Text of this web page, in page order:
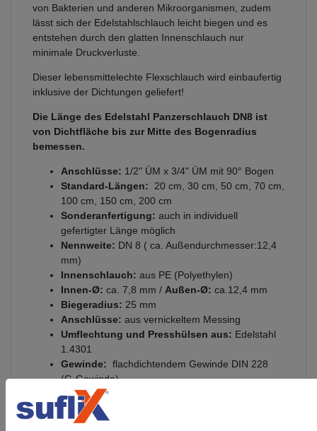
von Bakterien und anderen Mikroorganismen, zudem
lässt sich der Edelstahlschlauch leicht biegen und es
entstehen durch den glatten Innenschlauch nur
minimale Druckverluste.
Dieser lebensmittelechte Flexschlauch wird einbaufertig
inklusive der Dichtungen geliefert!
Die Länge des Edelstahl Panzerschlauch DN8 ist
von Dichtfläche bis zur Mitte des Bogenradius
bemessen.
Anschlüsse: 1/2" ÜM x 3/4" ÜM mit 90° Bogen
Standard-Längen: 20 cm, 30 cm, 50 cm, 70 cm,
100 cm, 150 cm, 200 cm
Sonderanfertigung: auch in individuell
gefertigter Länge möglich
Nennweite: DN 8 ( ca. Außendurchmesser:12,4
mm)
Innenschlauch: aus PE (Polyethylen)
Innen-Ø: ca. 7,8 mm / Außen-Ø: ca.12,4 mm
Biegeradius: 25 mm
Anschlüsse: aus vernickeltem Messing
Umflechtung und Presshülsen aus: Edelstahl
1.4301
Gewinde: flachdichtendem Gewinde DIN 228
(G-Gewinde)
Betriebsdruck:
Verwendung für:
(Raumtemperatur) & Kühlwasser mit